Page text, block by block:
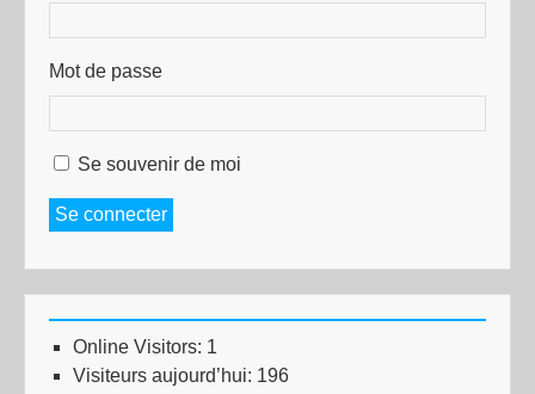
Mot de passe
Se souvenir de moi
Se connecter
Online Visitors: 1
Visiteurs aujourd’hui: 196